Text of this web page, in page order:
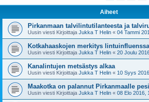
Aiheet
Pirkanmaan talvilintutilanteesta ja
Uusin viesti Kirjoittaja Jukka T Helin « 04 Tammi
Kotkahaaskojen merkitys
Uusin viesti Kirjoittaja Jukka T Helin « 20 Joulu
Kanalintujen metsästys alkaa
Uusin viesti Kirjoittaja Jukka T Helin « 10 Syys
Maakotka on palannut Pirkanmaalle
Uusin viesti Kirjoittaja Jukka T Helin « 08 Elo 2016,